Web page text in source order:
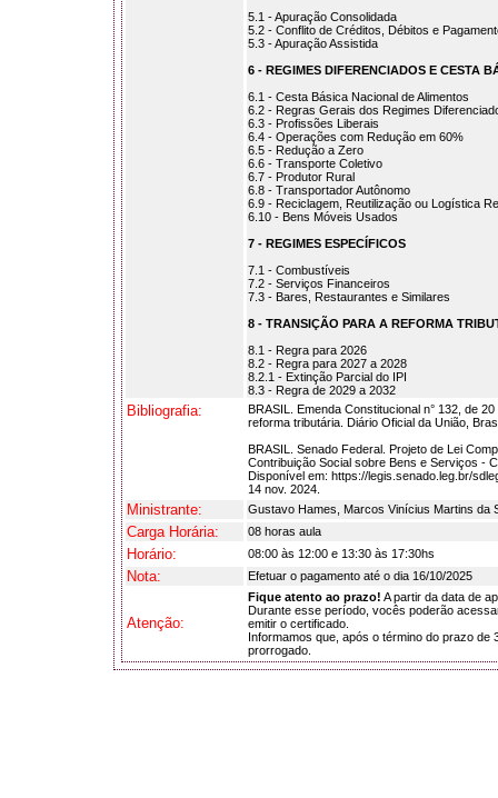
5.1 - Apuração Consolidada
5.2 - Conflito de Créditos, Débitos e
5.3 - Apuração Assistida
6 - REGIMES DIFERENCIADOS E CESTA
6.1 - Cesta Básica Nacional de Alimentos
6.2 - Regras Gerais dos Regimes
6.3 - Profissões Liberais
6.4 - Operações com Redução em 60%
6.5 - Redução a Zero
6.6 - Transporte Coletivo
6.7 - Produtor Rural
6.8 - Transportador Autônomo
6.9 - Reciclagem, Reutilização ou Logística
6.10 - Bens Móveis Usados
7 - REGIMES ESPECÍFICOS
7.1 - Combustíveis
7.2 - Serviços Financeiros
7.3 - Bares, Restaurantes e Similares
8 - TRANSIÇÃO PARA A REFORMA
8.1 - Regra para 2026
8.2 - Regra para 2027 a 2028
8.2.1 - Extinção Parcial do IPI
8.3 - Regra de 2029 a 2032
Bibliografia:
BRASIL. Emenda Constitucional n° 132, de
reforma tributária. Diário Oficial da União,
BRASIL. Senado Federal. Projeto de Lei
Contribuição Social sobre Bens e Serviços -
Disponível em: https://legis.senado.leg.br/
14 nov. 2024.
Ministrante: Gustavo Hames, Marcos Vinícius Martins da
Carga Horária: 08 horas aula
Horário: 08:00 às 12:00 e 13:30 às 17:30hs
Nota: Efetuar o pagamento até o dia 16/10/2025
Atenção:
Fique atento ao prazo! A partir da data de
Durante esse período, vocês poderão
emitir o certificado.
Informamos que, após o término do prazo
prorrogado.